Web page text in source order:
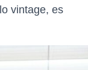
vintage, es